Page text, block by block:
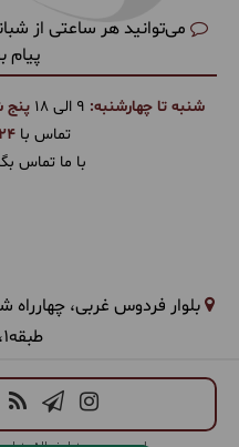
می‌توانید هر ساعتی از
پیام
شنبه تا چهارشنبه: پنج
تماس با
با ما تماس
بلوار فردوس غربی،
طبقه1، واحد 14